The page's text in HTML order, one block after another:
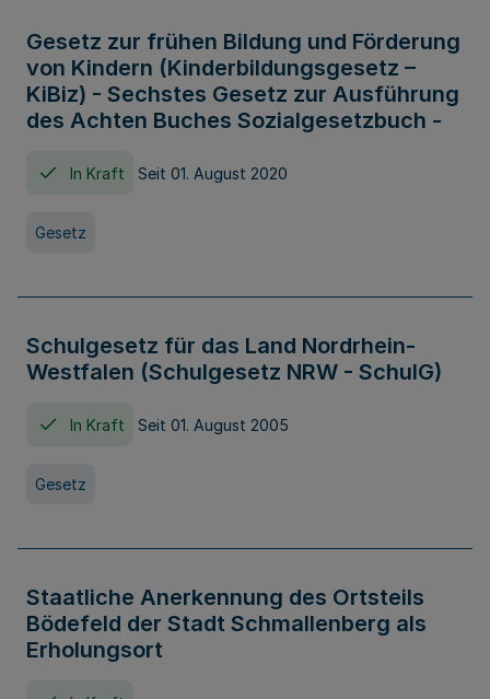
Gesetz zur frühen Bildung und Förderung
von Kindern (Kinderbildungsgesetz –
KiBiz) - Sechstes Gesetz zur Ausführung
des Achten Buches Sozialgesetzbuch -
In Kraft Seit 01. August 2020
Gesetz
Schulgesetz für das Land Nordrhein-
Westfalen (Schulgesetz NRW - SchulG)
In Kraft Seit 01. August 2005
Gesetz
Staatliche Anerkennung des Ortsteils
Bödefeld der Stadt Schmallenberg als
Erholungsort